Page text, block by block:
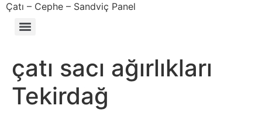
Çatı – Cephe – Sandviç Panel
çatı sacı ağırlıkları
Tekirdağ